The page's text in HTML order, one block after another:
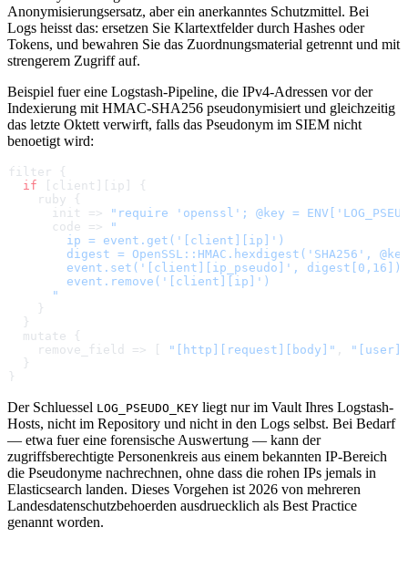
Anonymisierungsersatz, aber ein anerkanntes Schutzmittel. Bei
Logs heisst das: ersetzen Sie Klartextfelder durch Hashes oder
Tokens, und bewahren Sie das Zuordnungsmaterial getrennt und mit
strengerem Zugriff auf.
Beispiel fuer eine Logstash-Pipeline, die IPv4-Adressen vor der
Indexierung mit HMAC-SHA256 pseudonymisiert und gleichzeitig
das letzte Oktett verwirft, falls das Pseudonym im SIEM nicht
benoetigt wird:
filter {
  if
[client][ip] {
    ruby {
      init =>
"require 'openssl'; @key =
      code =>
"
        ip = event.get('[client][ip]')
digest = OpenSSL::HMAC.hexdigest('SHA256',
        event.set('[client][ip_pseudo]', digest[0,16])
        event.remove('[client][ip]')
      "
    }
  }
  mutate {
    remove_field => [
"[http][request][body]" ,
  }
}
Der Schluessel LOG_PSEUDO_KEY liegt nur im Vault Ihres Logstash-
Hosts, nicht im Repository und nicht in den Logs selbst. Bei Bedarf
— etwa fuer eine forensische Auswertung — kann der
zugriffsberechtigte Personenkreis aus einem bekannten IP-Bereich
die Pseudonyme nachrechnen, ohne dass die rohen IPs jemals in
Elasticsearch landen. Dieses Vorgehen ist 2026 von mehreren
Landesdatenschutzbehoerden ausdruecklich als Best Practice
genannt worden.